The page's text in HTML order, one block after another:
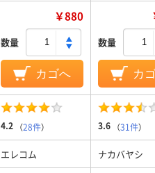
￥880
数量
カゴへ
数量
カ
4.2 （28件） 3.6 （31件）
エレコム ナカバヤシ